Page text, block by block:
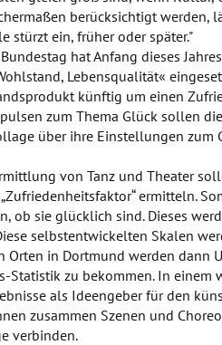
berücksichtigt werden,
stürzt ein, früher oder später."
hat Anfang dieses
Lebensqualität«
künftig um einen
zum Thema Glück sollen
über ihre Einstellungen
von Tanz und Theater
ermitteln.
ob sie glücklich sind. Dieses
selbstentwickelten Skalen
Orten in Dortmund werden dann
Statistik zu bekommen. In einem
als Ideengeber für den
zusammen Szenen und
verbinden.